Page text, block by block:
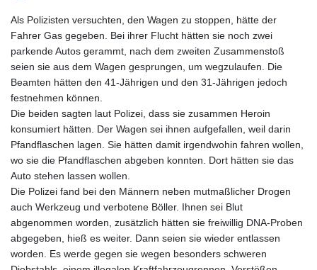
Als Polizisten versuchten, den Wagen zu stoppen, hätte der
Fahrer Gas gegeben. Bei ihrer Flucht hätten sie noch zwei
parkende Autos gerammt, nach dem zweiten Zusammenstoß
seien sie aus dem Wagen gesprungen, um wegzulaufen. Die
Beamten hätten den 41-Jährigen und den 31-Jährigen jedoch
festnehmen können.
Die beiden sagten laut Polizei, dass sie zusammen Heroin
konsumiert hätten. Der Wagen sei ihnen aufgefallen, weil darin
Pfandflaschen lagen. Sie hätten damit irgendwohin fahren wollen,
wo sie die Pfandflaschen abgeben konnten. Dort hätten sie das
Auto stehen lassen wollen.
Die Polizei fand bei den Männern neben mutmaßlicher Drogen
auch Werkzeug und verbotene Böller. Ihnen sei Blut
abgenommen worden, zusätzlich hätten sie freiwillig DNA-Proben
abgegeben, hieß es weiter. Dann seien sie wieder entlassen
worden. Es werde gegen sie wegen besonders schweren